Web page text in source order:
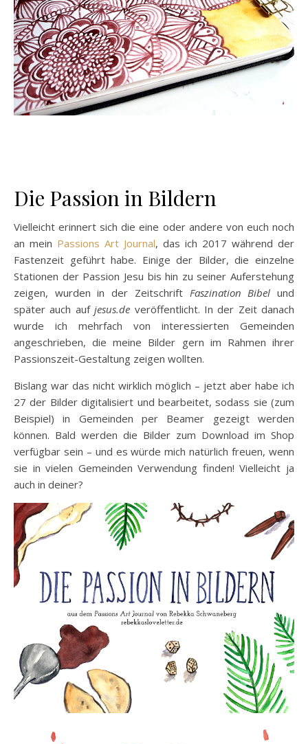
Die Passion in Bildern
Vielleicht erinnert sich die eine oder andere von euch noch
an mein Passions Art Journal, das ich 2017 während der
Fastenzeit geführt habe. Einige der Bilder, die einzelne
Stationen der Passion Jesu bis hin zu seiner Auferstehung
zeigen, wurden in der Zeitschrift Faszination Bibel und
später auch aufjesus.de veröffentlicht. In der Zeit danach
wurde ich mehrfach von interessierten Gemeinden
angeschrieben, die meine Bilder gern im Rahmen ihrer
Passionszeit-Gestaltung zeigen wollten.
Bislang war das nicht wirklich möglich – jetzt aber habe ich
27 der Bilder digitalisiert und bearbeitet, sodass sie (zum
Beispiel) in Gemeinden per Beamer gezeigt werden
können. Bald werden die Bilder zum Download im Shop
verfügbar sein – und es würde mich natürlich freuen, wenn
sie in vielen Gemeinden Verwendung finden! Vielleicht ja
auch in deiner?